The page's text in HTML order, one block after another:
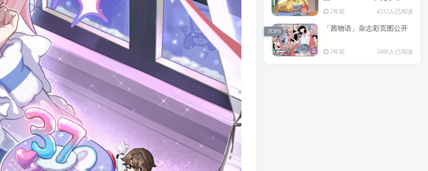
公开
2年前 4312人已阅读
「茜物语」杂志彩页图公开
2年前 3490人已阅读
TOP6
APP下载
2年前 5055人已阅读
TOP3
经典杯子蛋糕 佐岸 漫画「经
典杯子蛋糕」宣布真人日剧
TOP4